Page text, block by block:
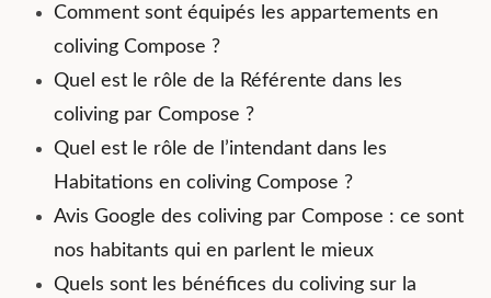
Comment sont équipés les appartements en
coliving Compose ?
Quel est le rôle de la Référente dans les
coliving par Compose ?
Quel est le rôle de l’intendant dans les
Habitations en coliving Compose ?
Avis Google des coliving par Compose : ce sont
nos habitants qui en parlent le mieux
Quels sont les bénéfices du coliving sur la